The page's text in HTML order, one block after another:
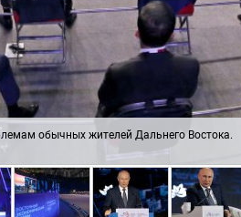
обычных жителей Дальнего Востока.